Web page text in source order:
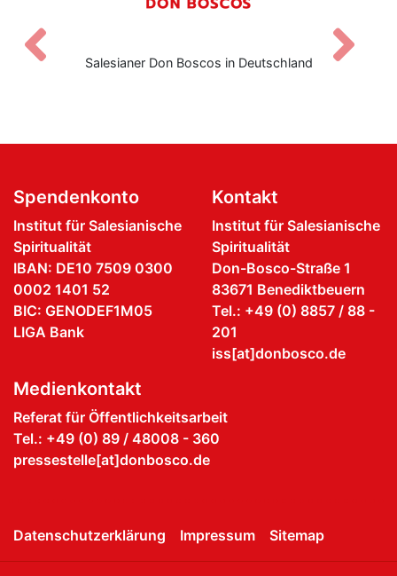
Salesianer Don Boscos in Deutschland
Zurück
Spendenkonto
Institut für Salesianische
Spiritualität
IBAN: DE10 7509 0300
0002 1401 52
BIC: GENODEF1M05
LIGA Bank
Kontakt
Institut für Salesianische
Spiritualität
Don-Bosco-Straße 1
83671 Benediktbeuern
Tel.: +49 (0) 8857 / 88 -
201
iss[at]donbosco.de
Medienkontakt
Referat für Öffentlichkeitsarbeit
Tel.: +49 (0) 89 / 48008 - 360
pressestelle[at]donbosco.de
Datenschutzerklärung Impressum Sitemap